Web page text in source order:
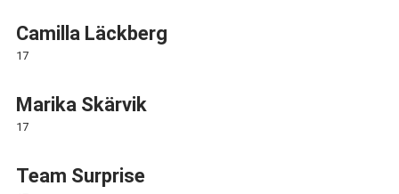
Camilla Läckberg
17
Marika Skärvik
17
Team Surprise